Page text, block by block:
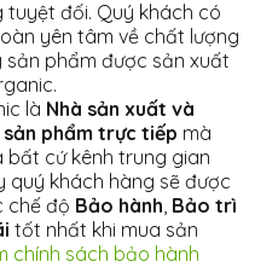
tuyệt đối. Quý khách có
yên tâm về chất lượng
sản phẩm được sản xuất
là Nhà sản xuất và
sản phẩm trực tiếp mà
bất cứ kênh trung gian
quý khách hàng sẽ được
chế độ Bảo hành Bảo trì
tốt nhất khi mua sản
chính sách bảo hành